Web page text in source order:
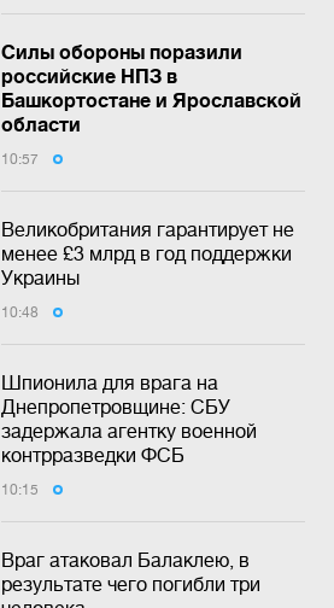
Силы обороны поразили
российские НПЗ в
Башкортостане и Ярославской
области
10:57
Великобритания гарантирует не
менее £3 млрд в год поддержки
Украины
10:48
Шпионила для врага на
Днепропетровщине: СБУ
задержала агентку военной
контрразведки ФСБ
10:15
Враг атаковал Балаклею, в
результате чего погибли три